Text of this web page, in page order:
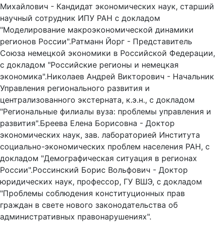
Михайлович - Кандидат экономических наук, старший
научный сотрудник ИПУ РАН с докладом
"Моделирование макроэкономической динамики
регионов России".Ратманн Йорг - Представитель
Союза немецкой экономики в Российской Федерации,
с докладом "Российские регионы и немецкая
экономика".Николаев Андрей Викторович - Начальник
Управления регионального развития и
централизованного экстерната, к.э.н., с докладом
"Региональные филиалы вуза: проблемы управления и
развития".Бреева Елена Борисовна - Доктор
экономических наук, зав. лабораторией Института
социально-экономических проблем населения РАН, с
докладом "Демографическая ситуация в регионах
России".Россинский Борис Вольфович - Доктор
юридических наук, профессор, ГУ ВШЭ, с докладом
"Проблемы соблюдения конституционных прав
граждан в свете нового законодательства об
административных правонарушениях".